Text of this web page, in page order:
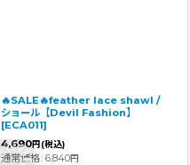
🔥SALE🔥feather lace shawl /
ショール【Devil Fashion】
[ECA011]
4,690円 (税込)
通常価格: 6,840円